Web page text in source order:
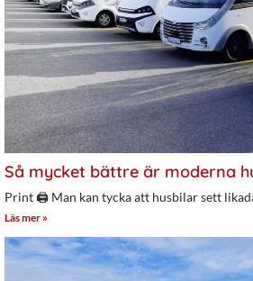
Så mycket bättre är moderna
Print 🖨 Man kan tycka att husbilar sett
Läs mer »